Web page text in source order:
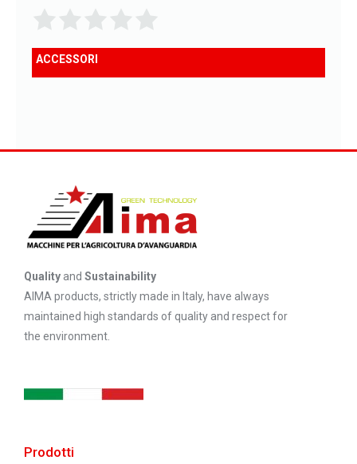
ACCESSORI
Quality and Sustainability
AIMA products, strictly made in Italy, have always
maintained high standards of quality and respect for
the environment.
Prodotti